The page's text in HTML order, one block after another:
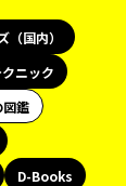
国内）
ニック
図鑑
D-Books